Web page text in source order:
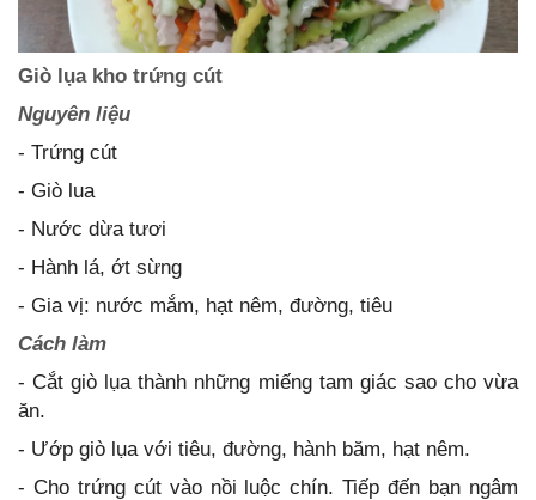
Giò lụa kho trứng cút
Nguyên liệu
- Trứng cút
- Giò lua
- Nước dừa tươi
- Hành lá, ớt sừng
- Gia vị: nước mắm, hạt nêm, đường, tiêu
Cách làm
- Cắt giò lụa thành những miếng tam giác sao cho vừa
ăn.
- Ướp giò lụa với tiêu, đường, hành băm, hạt nêm.
- Cho trứng cút vào nồi luộc chín. Tiếp đến bạn ngâm